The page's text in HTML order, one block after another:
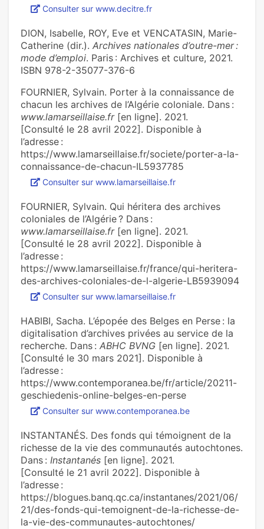
Consulter sur www.decitre.fr
DION, Isabelle, ROY, Eve et VENCATASIN, Marie-
Catherine (dir.). Archives nationales d’outre-mer :
mode d’emploi. Paris : Archives et culture, 2021.
ISBN 978-2-35077-376-6
FOURNIER, Sylvain. Porter à la connaissance de
chacun les archives de l’Algérie coloniale. Dans :
www.lamarseillaise.fr[en ligne]. 2021.
[Consulté le 28 avril 2022]. Disponible à
l’adresse :
https://www.lamarseillaise.fr/societe/porter-a-la-
connaissance-de-chacun-IL5937785
Consulter sur www.lamarseillaise.fr
FOURNIER, Sylvain. Qui héritera des archives
coloniales de l’Algérie ? Dans :
www.lamarseillaise.fr[en ligne]. 2021.
[Consulté le 28 avril 2022]. Disponible à
l’adresse :
https://www.lamarseillaise.fr/france/qui-heritera-
des-archives-coloniales-de-l-algerie-LB5939094
Consulter sur www.lamarseillaise.fr
HABIBI, Sacha. L’épopée des Belges en Perse : la
digitalisation d’archives privées au service de la
recherche. Dans : ABHC BVNG [en ligne]. 2021.
[Consulté le 30 mars 2021]. Disponible à
l’adresse :
https://www.contemporanea.be/fr/article/20211-
geschiedenis-online-belges-en-perse
Consulter sur www.contemporanea.be
INSTANTANÉS. Des fonds qui témoignent de la
richesse de la vie des communautés autochtones.
Dans : Instantanés [en ligne]. 2021.
[Consulté le 21 avril 2022]. Disponible à
l’adresse :
https://blogues.banq.qc.ca/instantanes/2021/06/
21/des-fonds-qui-temoignent-de-la-richesse-de-
la-vie-des-communautes-autochtones/